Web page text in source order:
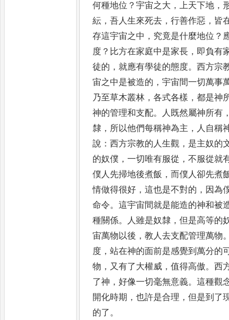
何種地位 ？宇宙之大 ，上天下地 ，
紜 ，吾人生來死去 ，行善作惡 ， 皆
存這宇宙之中 ， 究竟是什麼地位 ？
度 ？ 比方在家庭中是家長 ， 即負有
徒的 ，就應有學徒的態度。 西方宗
宙之中是被造的 ，宇宙間一切萬事
乃至草木叢林 ，各式各樣 ，都是神
神的管理和支配。 人既然屬神所有
隸 ， 所以他們每稱神為主 ， 人自稱
說 ： 西方宗教的人生觀 ， 是主奴的
的奴僕 ，一切唯有服從 ，不服從就
僕人先掃地後煮飯 ， 而僕人卻先煮
情做得很好 ，這也是不對的 ， 因為
命令。這宇宙間就是能造的神和被
種關係。 人雖是奴隸 ，但是高等的
宙萬物以後 ，教人去支配管理萬物
度 ，站在神的面前是感覺到萬分的
物 ， 又有了大權威 ，值得高傲。 西
了神 ，好像一切毫無意義。這種觀
開化時期 ，也許是合理 ，但是到了
的了。